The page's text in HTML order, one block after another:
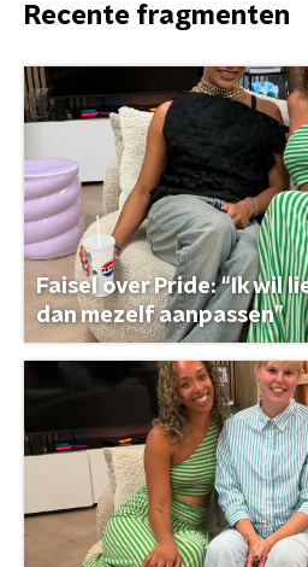
Recente fragmenten
Faisel over Pride: “Ik wil
dan mezelf aanpassen”